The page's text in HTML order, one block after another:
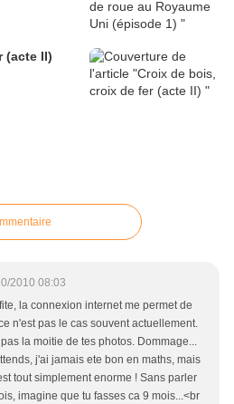
(acte II)
2010 08:03
la connexion internet me permet de
n'est pas le cas souvent actuellement.
la moitie de tes photos. Dommage...
j'ai jamais ete bon en maths, mais
tout simplement enorme ! Sans parler
imagine que tu fasses ca 9 mois...<br